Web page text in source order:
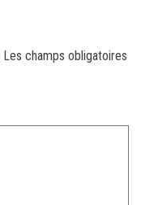
Les champs obligatoires